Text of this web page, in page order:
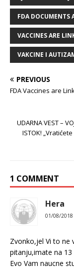
FDA DOCUMENTS
VACCINES ARE
VAKCINE I
PREVIOUS
FDA Vaccines are
UDARNA VEST –
ISTOK!
1 COMMENT
Hera
01/08/2018
Zvonko,jel Vi to ne
pitanju,imate na
Evo Vam naucne